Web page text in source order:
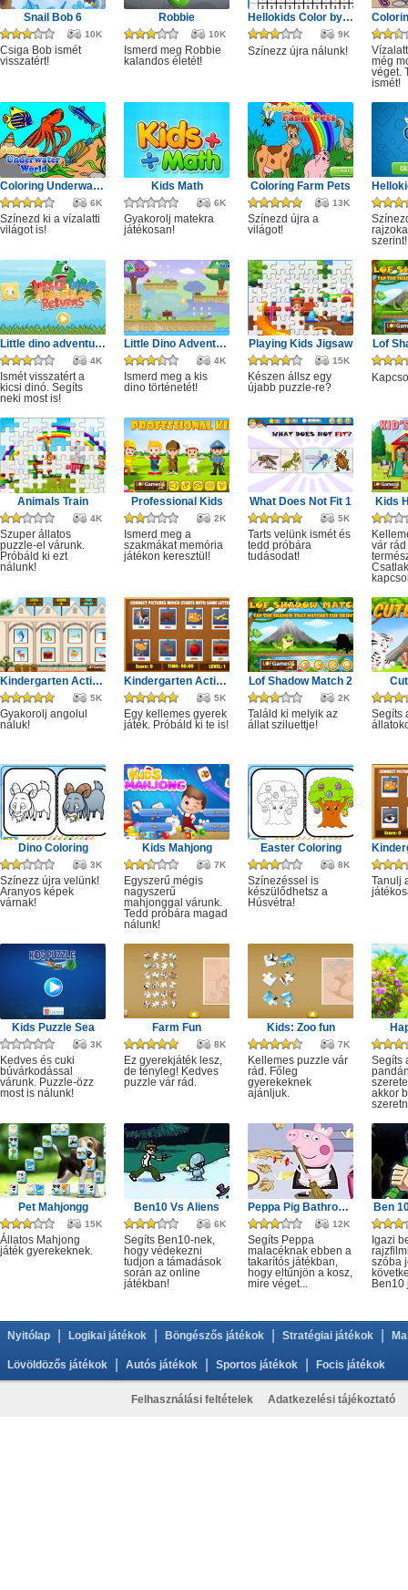
Snail Bob 6
10K
Csiga Bob ismét
visszatért!
Robbie
10K
Ismerd meg Robbie
kalandos életét!
Hellokids Color by Number
9K
Színezz újra nálunk!
még
véget.
ismét!
Coloring Underwater World
6K
Színezd ki a vízalatti
világot is!
Kids Math
6K
Gyakorolj matekra
játékosan!
Coloring Farm Pets
13K
Színezd újra a
világot!
szerint!
Little dino adventure returns
4K
Ismét visszatért a
kicsi dinó. Segíts
neki most is!
Little Dino Adventure
4K
Ismerd meg a kis
dino történetét!
Playing Kids Jigsaw
15K
Készen állsz egy
újabb puzzle-re?
Lof
Animals Train
4K
Szuper állatos
puzzle-el várunk.
Próbáld ki ezt
nálunk!
Professional Kids
2K
Ismerd meg a
szakmákat memória
játékon keresztül!
What Does Not Fit 1
5K
Tarts velünk ismét és
tedd próbára
tudásodat!
Kids
vár
Kindergarten Activity 3
5K
Gyakorolj angolul
náluk!
Kindergarten Activity 1
5K
Egy kellemes gyerek
játék. Próbáld ki te is!
Lof Shadow Match 2
2K
Találd ki melyik az
állat sziluettje!
Segíts
Dino Coloring
3K
Színezz újra velünk!
Aranyos képek
várnak!
Kids Mahjong
7K
Egyszerű mégis
nagyszerű
mahjonggal várunk.
Tedd próbára magad
nálunk!
Easter Coloring
8K
Színezéssel is
készülődhetsz a
Húsvétra!
Tanulj
Kids Puzzle Sea
3K
Kedves és cuki
búvárkodással
várunk. Puzzle-özz
most is nálunk!
Farm Fun
8K
Ez gyerekjáték lesz,
de tényleg! Kedves
puzzle vár rád.
Kids: Zoo fun
7K
Kellemes puzzle vár
rád. Főleg
gyerekeknek
ajánljuk.
Segíts
akkor
Pet Mahjongg
15K
Állatos Mahjong
játék gyerekeknek.
Ben10 Vs Aliens
6K
Segíts Ben10-nek,
hogy védekezni
tudjon a támadások
során az online
játékban!
Peppa Pig Bathroom Cleaning
12K
Segíts Peppa
malacéknak ebben a
takarítós játékban,
hogy eltűnjön a kosz,
mire véget...
Ben
Igazi
szóba
Ben10
Nyitólap Logikai játékok Böngészős játékok Stratégiai játékok
Lövöldözős játékok Autós játékok Sportos játékok Focis játékok
Felhasználási feltételek Adatkezelési tájékoztató